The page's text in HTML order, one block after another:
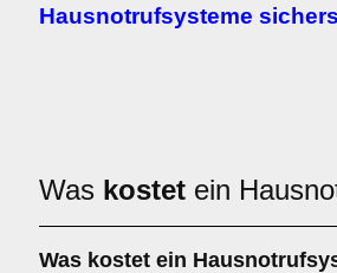
Hausnotrufsysteme
Was kostet ein
Was kostet ein